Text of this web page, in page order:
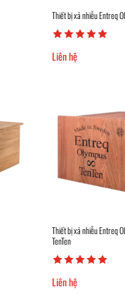
Thiết bị xả nhiễu Entreq
Liên hệ
Thiết bị xả nhiễu Entreq
TenTen
Liên hệ